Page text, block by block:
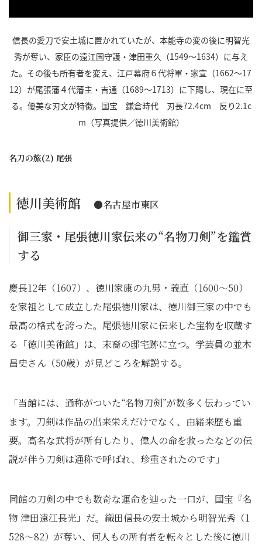
信長の愛刀で安土城に置かれていたが、本能寺の変の後に明智光
秀が奪い、家臣の遠江国守護・津田重久（1549～1634）に与え
た。その後も所有者を変え、江戸幕府６代将軍・家宣（1662～17
12）が尾張藩４代藩主・吉通（1689～1713）に下賜し、現在に至
る。優美な刃文が特徴。国宝 鎌倉時代 刃長72.4cm 反り2.1c
m（写真提供／徳川美術館）
名刀の旅(2) 尾張
徳川美術館 ●名古屋市東区
御三家・尾張徳川家伝来の“名物刀剣”を鑑賞
する
慶長12年（1607）、徳川家康の九男・義直（1600～50）
を家祖として成立した尾張徳川家は、徳川御三家の中でも
最高の格式を誇った。尾張徳川家に伝来した宝物を収蔵す
る「徳川美術館」は、末裔の邸宅跡に立つ。学芸員の並木
昌史さん（50歳）が見どころを解説する。
「当館には、通称がついた“名物刀剣”が数多く伝わってい
ます。刀剣は作品の出来栄えだけでなく、由緒来歴も重
要。高名な武将が所有したり、偉人の命を救ったなどの伝
説が伴う刀剣は通称で呼ばれ、珍重されたのです」
同館の刀剣の中でも数奇な運命を辿った一口が、国宝『名
物 津田遠江長光』だ。織田信長の安土城から明智光秀（1
528～82）が奪い、何人もの所有者を転々とした後に徳川